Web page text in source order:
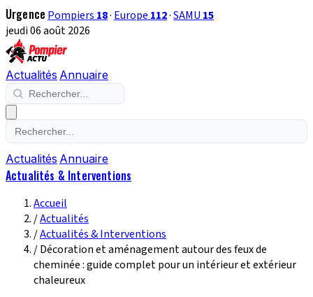
Urgence Pompiers 18· Europe 112·SAMU 15
jeudi 06 août 2026
Actualités Annuaire
Actualités Annuaire
Actualités & Interventions
Accueil
/Actualités
/Actualités & Interventions
/Décoration et aménagement autour des feux de
cheminée : guide complet pour un intérieur et extérieur
chaleureux